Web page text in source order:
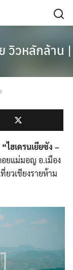
วิวหลักล้าน
“ไฮเดรนเยียซัง –
ยแม่มอญ อ.เมือง
ยวเชียงรายห้าม